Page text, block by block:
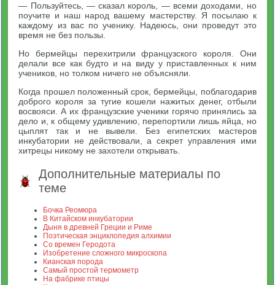
— Пользуйтесь, — сказал король, — всеми доходами, но
поучите и наш народ вашему мастерству. Я посылаю к
каждому из вас по ученику. Надеюсь, они проведут это
время не без пользы.
Но бермейцы перехитрили французского короля. Они
делали все как будто и на виду у приставленных к ним
учеников, но толком ничего не объясняли.
Когда прошел положенный срок, бермейцы, поблагодарив
доброго короля за тугие кошели нажитых денег, отбыли
восвояси. А их французские ученики горячо принялись за
дело и, к общему удивлению, перепортили лишь яйца, но
цыплят так и не вывели. Без египетских мастеров
инкубатории не действовали, а секрет управления ими
хитрецы никому не захотели открывать.
Дополнительные материалы по
теме
Бочка Реомюра
В Китайском инкубатории
Дыня в древней Греции и Риме
Поэтическая энциклопедия алхимии
Со времен Геродота
Изобретение сложного микроскопа
Кианская порода
Самый простой термометр
На фабрике птицы